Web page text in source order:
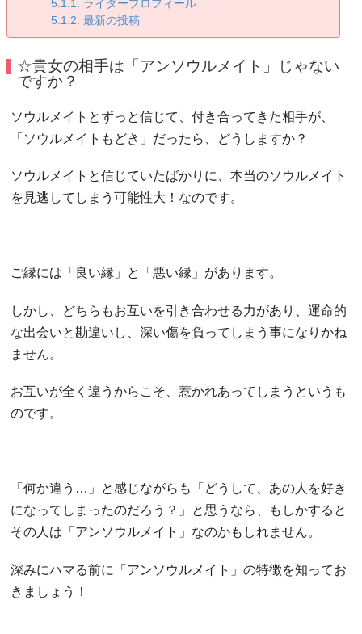
ライタープロフィール
最新の投稿
☆貴女の相手は「アンソウルメイト」じゃない
ですか？
ソウルメイトとずっと信じて、付き合ってきた相手が、
「ソウルメイトもどき」だったら、どうしますか？
ソウルメイトと信じていたばかりに、本当のソウルメイト
を見逃してしまう可能性大！なのです。
ご縁には「良い縁」と「悪い縁」があります。
しかし、どちらもお互いを引き合わせる力があり、運命的
な出会いと勘違いし、深い傷を負ってしまう事になりかね
ません。
お互いが全く違うからこそ、惹かれあってしまうというも
のです。
「何か違う…」と感じながらも「どうして、あの人を好き
になってしまったのだろう？」と思うなら、もしかすると
その人は「アンソウルメイト」なのかもしれません。
深みにハマる前に「アンソウルメイト」の特徴を知ってお
きましょう！